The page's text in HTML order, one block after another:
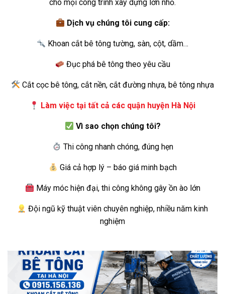
cho mọi công trình xây dựng lớn nhỏ.
Dịch vụ chúng tôi cung cấp:
Khoan cắt bê tông tường, sàn, cột, dầm…
Đục phá bê tông theo yêu cầu
Cắt cọc bê tông, cắt nền, cắt đường nhựa, bê tông nhựa
Làm việc tại tất cả các quận huyện Hà Nội
Vì sao chọn chúng tôi?
Thi công nhanh chóng, đúng hẹn
Giá cả hợp lý – báo giá minh bạch
Máy móc hiện đại, thi công không gây ồn ào lớn
Đội ngũ kỹ thuật viên chuyên nghiệp, nhiều năm kinh
nghiệm